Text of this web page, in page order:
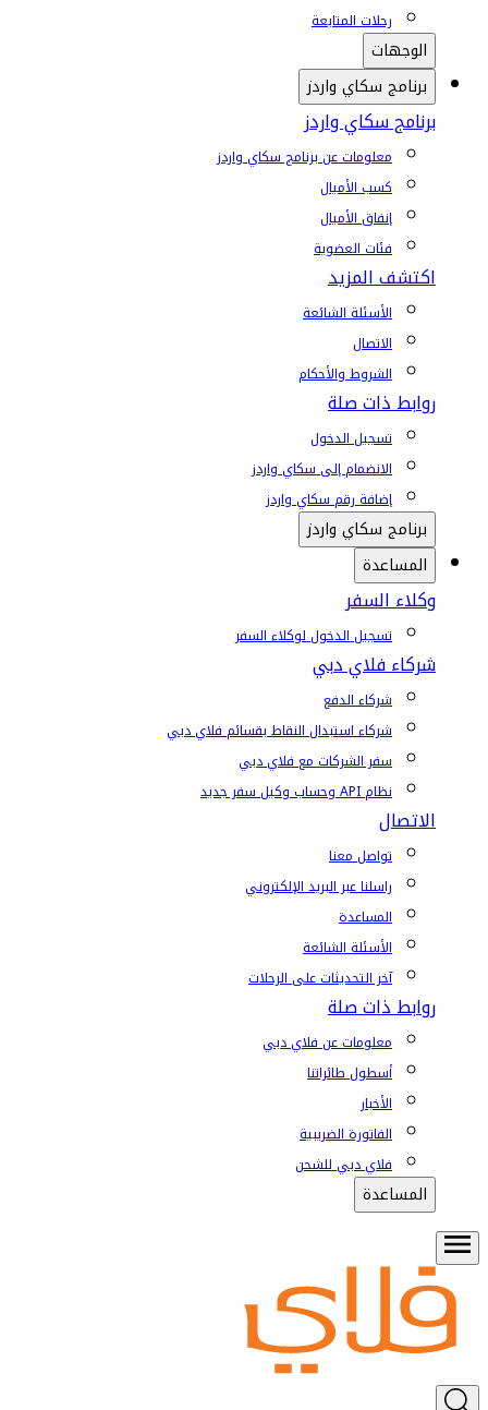
رحلات المتابعة
الوجهات
برنامج سكاي واردز
برنامج سكاي واردز
معلومات عن برنامج سكاي واردز
كسب الأميال
إنفاق الأميال
فئات العضوية
اكتشف المزيد
الأسئلة الشائعة
الاتصال
الشروط والأحكام
روابط ذات صلة
تسجيل الدخول
الانضمام إلى سكاي واردز
إضافة رقم سكاي واردز
برنامج سكاي واردز
المساعدة
وكلاء السفر
تسجيل الدخول لوكلاء السفر
شركاء فلاي دبي
شركاء الدفع
شركاء استبدال النقاط بقسائم فلاي دبي
سفر الشركات مع فلاي دبي
نظام API وحساب وكيل سفر جديد
الاتصال
تواصل معنا
راسلنا عبر البريد الإلكتروني
المساعدة
الأسئلة الشائعة
آخر التحديثات على الرحلات
روابط ذات صلة
معلومات عن فلاي دبي
أسطول طائراتنا
الأخبار
الفاتورة الضريبية
فلاي دبي للشحن
المساعدة